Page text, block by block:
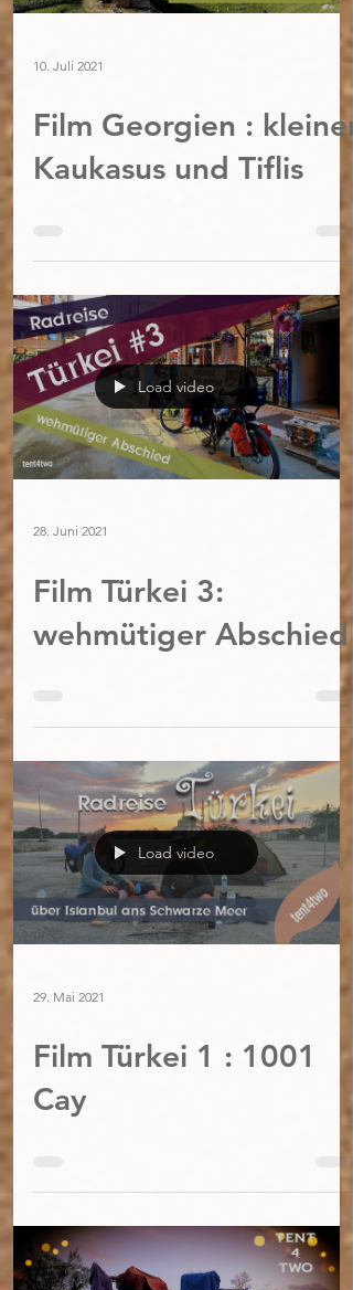
10. Juli 2021
Film Georgien : kleiner
Kaukasus und Tiflis
Load video
28. Juni 2021
Film Türkei 3:
wehmütiger Abschied
Load video
29. Mai 2021
Film Türkei 1 : 1001
Cay